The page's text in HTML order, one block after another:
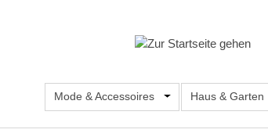
Mode & Accessoires Öffne oderHaus & Garten